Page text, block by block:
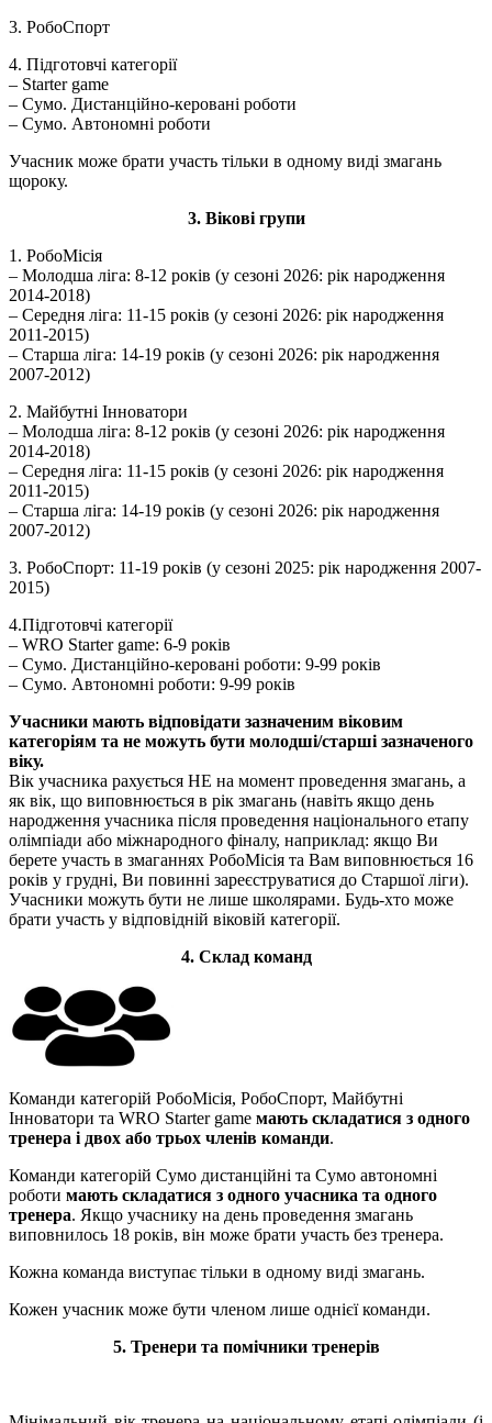
3. РобоСпорт
4. Підготовчі категорії
– Starter game
– Сумо. Дистанційно-керовані роботи
– Сумо. Автономні роботи
Учасник може брати участь тільки в одному виді змагань
щороку.
3. Вікові групи
1. РобоМісія
– Молодша ліга: 8-12 років (у сезоні 2026: рік народження
2014-2018)
– Середня ліга: 11-15 років (у сезоні 2026: рік народження
2011-2015)
– Старша ліга: 14-19 років (у сезоні 2026: рік народження
2007-2012)
2. Майбутні Інноватори
– Молодша ліга: 8-12 років (у сезоні 2026: рік народження
2014-2018)
– Середня ліга: 11-15 років (у сезоні 2026: рік народження
2011-2015)
– Старша ліга: 14-19 років (у сезоні 2026: рік народження
2007-2012)
3. РобоСпорт: 11-19 років (у сезоні 2025: рік народження 2007-
2015)
4.Підготовчі категорії
– WRO Starter game: 6-9 років
– Сумо. Дистанційно-керовані роботи: 9-99 років
– Сумо. Автономні роботи: 9-99 років
Учасники мають відповідати зазначеним віковим
категоріям та не можуть бути молодші/старші зазначеного
віку.
Вік учасника рахується НЕ на момент проведення змагань, а
як вік, що виповнюється в рік змагань (навіть якщо день
народження учасника після проведення національного етапу
олімпіади або міжнародного фіналу, наприклад: якщо Ви
берете участь в змаганнях РобоМісія та Вам виповнюється 16
років у грудні, Ви повинні зареєструватися до Старшої ліги).
Учасники можуть бути не лише школярами. Будь-хто може
брати участь у відповідній віковій категорії.
4. Склад команд
Команди категорій РобоМісія, РобоСпорт, Майбутні
Інноватори та WRO Starter game мають складатися з одного
тренера і двох або трьох членів команди.
Команди категорій Сумо дистанційні та Сумо автономні
роботи мають складатися з одного учасника та одного
тренера. Якщо учаснику на день проведення змагань
виповнилось 18 років, він може брати участь без тренера.
Кожна команда виступає тільки в одному виді змагань.
Кожен учасник може бути членом лише однієї команди.
5. Тренери та помічники тренерів